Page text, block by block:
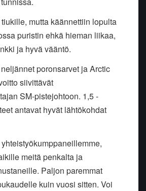
mutta käännettiin lopulta
puristin ehkä hieman liikaa,
ja hyvä vääntö.
poronsarvet ja Arctic
siivittävät
SM-pistejohtoon. 1,5 -
antavat hyvät lähtökohdat
meitä penkalta ja
Paljon paremmat
kuin vuosi sitten. Voi